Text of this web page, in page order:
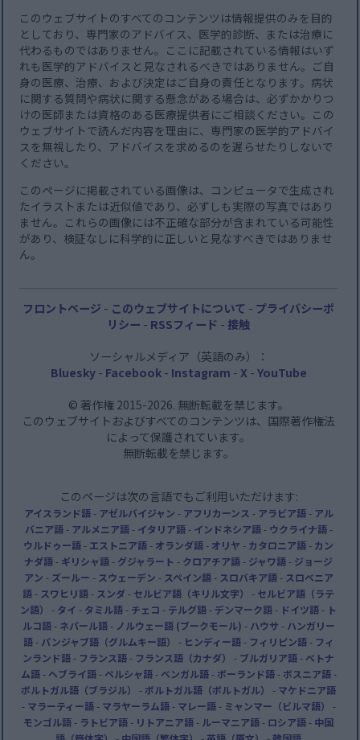
このウェブサイトのすべてのコンテンツは情報提供のみを目的
としており、専門家のアドバイス、医学的診断、または治療に
代わるものではありません。ここに記載されている情報はいず
れも医学的アドバイスと見なされるべきではありません。ご自
身の医療、治療、および決定はご自身の責任となります。病状
に関する質問や病状に関する懸念がある場合は、必ずかかりつ
けの医師または資格のある医療提供者にご相談ください。この
ウェブサイトで読んだ内容を理由に、専門家の医学的アドバイ
スを無視したり、アドバイスを求めるのを遅らせたりしないで
ください。
このページに掲載されている画像は、コンピュータで生成され
たイラストまたは近似値であり、必ずしも実際の写真ではあり
ません。これらの画像には不正確な部分が含まれている可能性
があり、検証なしに科学的に正しいと見なすべきではありませ
ん。
フロントページ - このウェブサイトについて - プライバシーポ
リシー - RSSフィード - 接触
ソーシャルメディア（英語のみ）：
Bluesky- Facebook- Instagram - X - YouTube
© 著作権 2015-2026. 無断転載を禁じます。
このウェブサイトおよびすべてのコンテンツは、国際著作権法
によって保護されています。
無断転載を禁じます。
このページは次の言語でもご利用いただけます:
アイスランド語- アゼルバイジャン - アフリカーンス - アラビア語- アル
バニア語- アルメニア語- イタリア語- インドネシア語- ウクライナ語-
ウルドゥー語- エストニア語- オランダ語- オリヤ - カタロニア語- カン
ナダ語- ギリシャ語- グジャラート - クロアチア語- ジャワ語- ジョージ
アン - ズールー - スウェーデン - スペイン語- スロバキア語- スロベニア
語- スワヒリ語- スンダ - セルビア語（キリル文字） - セルビア語（ラテ
ン語）
- タイ - タミル語- チェコ - テルグ語- デンマーク語- ドイツ語- ト
ルコ語- ネパール語- ノルウェー語 (ブークモール) - ハウサ - ハンガリー
語- パンジャブ語（グルムキー語） - ヒンディー語- フィリピン語- フィ
ンランド語- フランス語- フランス語（カナダ） - ブルガリア語- ベトナ
ム語- ヘブライ語- ペルシャ語- ベンガル語- ポーランド語- ボスニア語-
ポルトガル語（ブラジル）
- ポルトガル語（ポルトガル） - マケドニア語
- マラーティー語- マラヤーラム語- マレー語- ミャンマー（ビルマ語）
-
モンゴル語- ラトビア語- リトアニア語- ルーマニア語- ロシア語- 中国